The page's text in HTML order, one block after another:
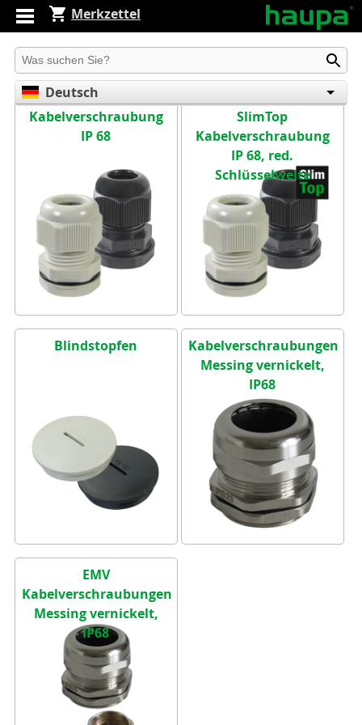
Merkzettel
Produkt suchen
Deutsch
English
Español
Kabelverschraubung
IP 68
SlimTop
Kabelverschraubung
IP 68, red.
Schlüsselweite
Blindstopfen
Kabelverschraubungen
Messing vernickelt,
IP68
EMV
Kabelverschraubungen
Messing vernickelt,
IP68